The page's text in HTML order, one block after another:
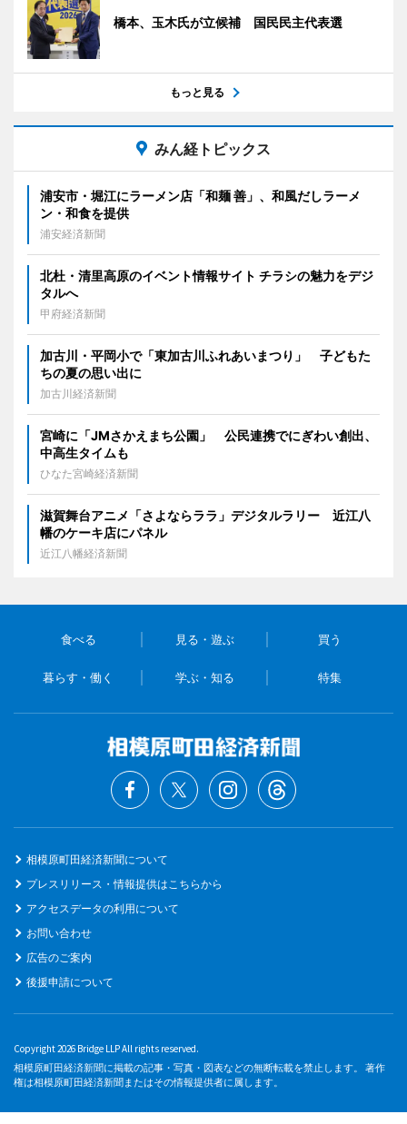
橋本、玉木氏が立候補 国民民主代表選
もっと見る
みん経トピックス
浦安市・堀江にラーメン店「和麺 善」、和風だしラーメ
ン・和食を提供
浦安経済新聞
北杜・清里高原のイベント情報サイト チラシの魅力をデジ
タルへ
甲府経済新聞
加古川・平岡小で「東加古川ふれあいまつり」 子どもた
ちの夏の思い出に
加古川経済新聞
宮崎に「JMさかえまち公園」 公民連携でにぎわい創出、
中高生タイムも
ひなた宮崎経済新聞
滋賀舞台アニメ「さよならララ」デジタルラリー 近江八
幡のケーキ店にパネル
近江八幡経済新聞
食べる 見る・遊ぶ 買う
暮らす・働く 学ぶ・知る 特集
相模原町田経済新聞について
プレスリリース・情報提供はこちらから
アクセスデータの利用について
お問い合わせ
広告のご案内
後援申請について
Copyright 2026 Bridge LLP All rights reserved.
相模原町田経済新聞に掲載の記事・写真・図表などの無断転載を禁止します。 著作
権は相模原町田経済新聞またはその情報提供者に属します。